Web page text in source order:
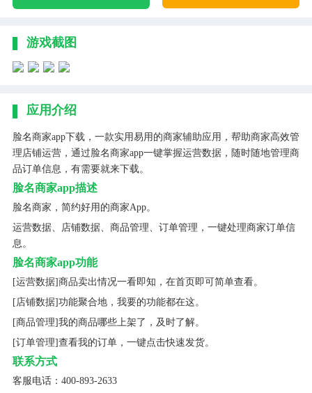
游戏截图
应用介绍
脸名商家app下载，一款实用易用的商家辅助应用，帮助商家高效管
理店铺运营，通过脸名商家app一键掌握运营数据，随时随地管理商
品订单信息，有需要就来下载。
脸名商家app描述
脸名商家，简约好用的商家App。
运营数据、店铺数据、商品管理、订单管理，一键处理商家订单信
息。
脸名商家app功能
[运营数据]商品卖出情况一看即知，在首页即可简单查看。
[店铺数据]功能聚合地，我要的功能都在这。
[商品管理]我的商品哪些上架了，及时了解。
[订单管理]查看我的订单，一键点击快速发货。
联系方式
客服电话：400-893-2633